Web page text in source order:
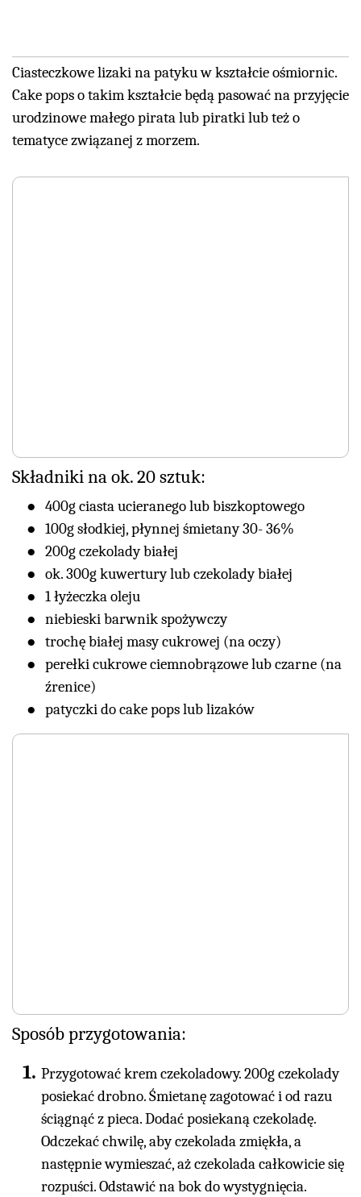
Ciasteczkowe lizaki na patyku w kształcie ośmiornic.
Cake pops o takim kształcie będą pasować na przyjęcie
urodzinowe małego pirata lub piratki lub też o
tematyce związanej z morzem.
Składniki na ok. 20 sztuk:
400g ciasta ucieranego lub biszkoptowego
100g słodkiej, płynnej śmietany 30- 36%
200g czekolady białej
ok. 300g kuwertury lub czekolady białej
1 łyżeczka oleju
niebieski barwnik spożywczy
trochę białej masy cukrowej (na oczy)
perełki cukrowe ciemnobrązowe lub czarne (na
źrenice)
patyczki do cake pops lub lizaków
Sposób przygotowania:
Przygotować krem czekoladowy. 200g czekolady
posiekać drobno. Śmietanę zagotować i od razu
ściągnąć z pieca. Dodać posiekaną czekoladę.
Odczekać chwilę, aby czekolada zmiękła, a
następnie wymieszać, aż czekolada całkowicie się
rozpuści. Odstawić na bok do wystygnięcia.